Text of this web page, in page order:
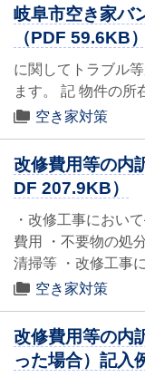
岐阜市空き家バ
（PDF 59.6KB）
に関してトラブル
ます。 記 物件の所
空き家対策
改修費用等の内
DF 207.9KB）
・改修工事において
費用 ・不要物の処
清掃等 ・改修工事
空き家対策
改修費用等の内
った場合）記入